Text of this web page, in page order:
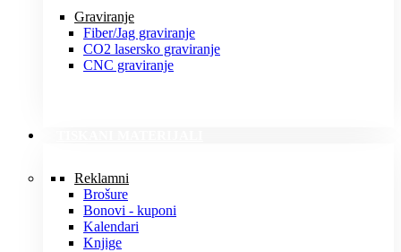
Graviranje
Fiber/Jag graviranje
CO2 lasersko graviranje
CNC graviranje
Reklamni
Brošure
Bonovi - kuponi
Kalendari
Knjige